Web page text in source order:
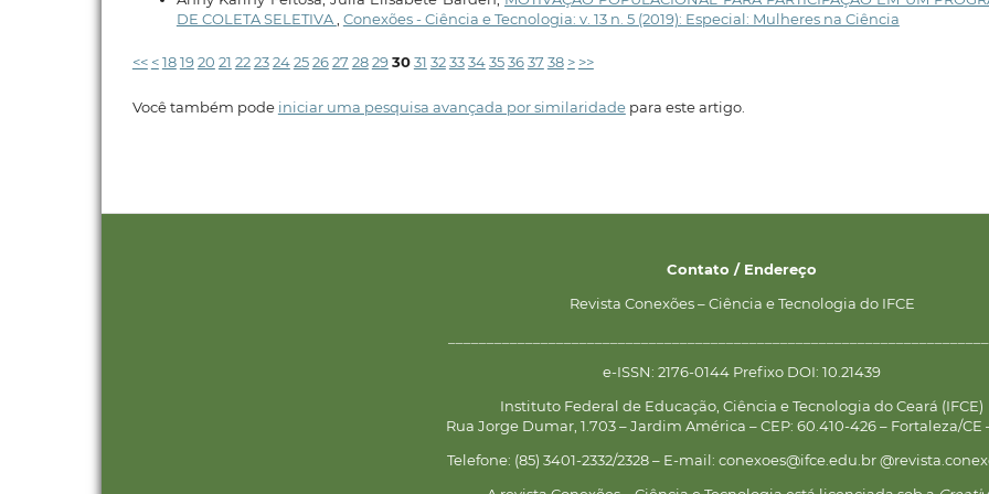
DE COLETA SELETIVA, Conexões - Ciência e Tecnologia: v. 13 n. 5 (2019): Especial: Mulheres na Ciência
<< <181920 21 222324252627 28293031 323334353637 38 > >>
Você também pode iniciar uma pesquisa avançada por similaridadepara este artigo.
Contato / Endereço
Revista Conexões – Ciência e Tecnologia do IFCE
e-ISSN: 2176-0144 Prefixo DOI: 10.21439
Instituto Federal de Educação, Ciência e Tecnologia do Ceará (IFCE)
Rua Jorge Dumar, 1.703 – Jardim América – CEP: 60.410-426 – Fortaleza/CE
Telefone: (85) 3401-2332/2328 – E-mail: conexoes@ifce.edu.br